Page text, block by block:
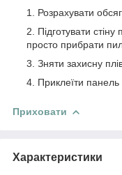
Розрахувати
Підготувати
просто прибрати
Зняти захисну
Приклеїти панель
Приховати
Характеристики